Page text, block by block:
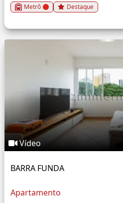
Metrô Destaque
Vídeo
BARRA FUNDA
Apartamento